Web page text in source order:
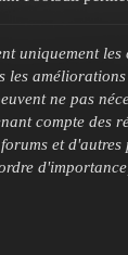
uniquement
les
ne pas
compte des
et